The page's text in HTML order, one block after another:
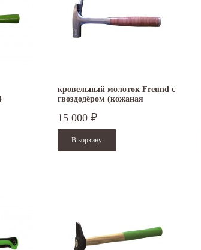
кровельный молоток Freund с
гвоздодёром (кожаная
15 000 ₽